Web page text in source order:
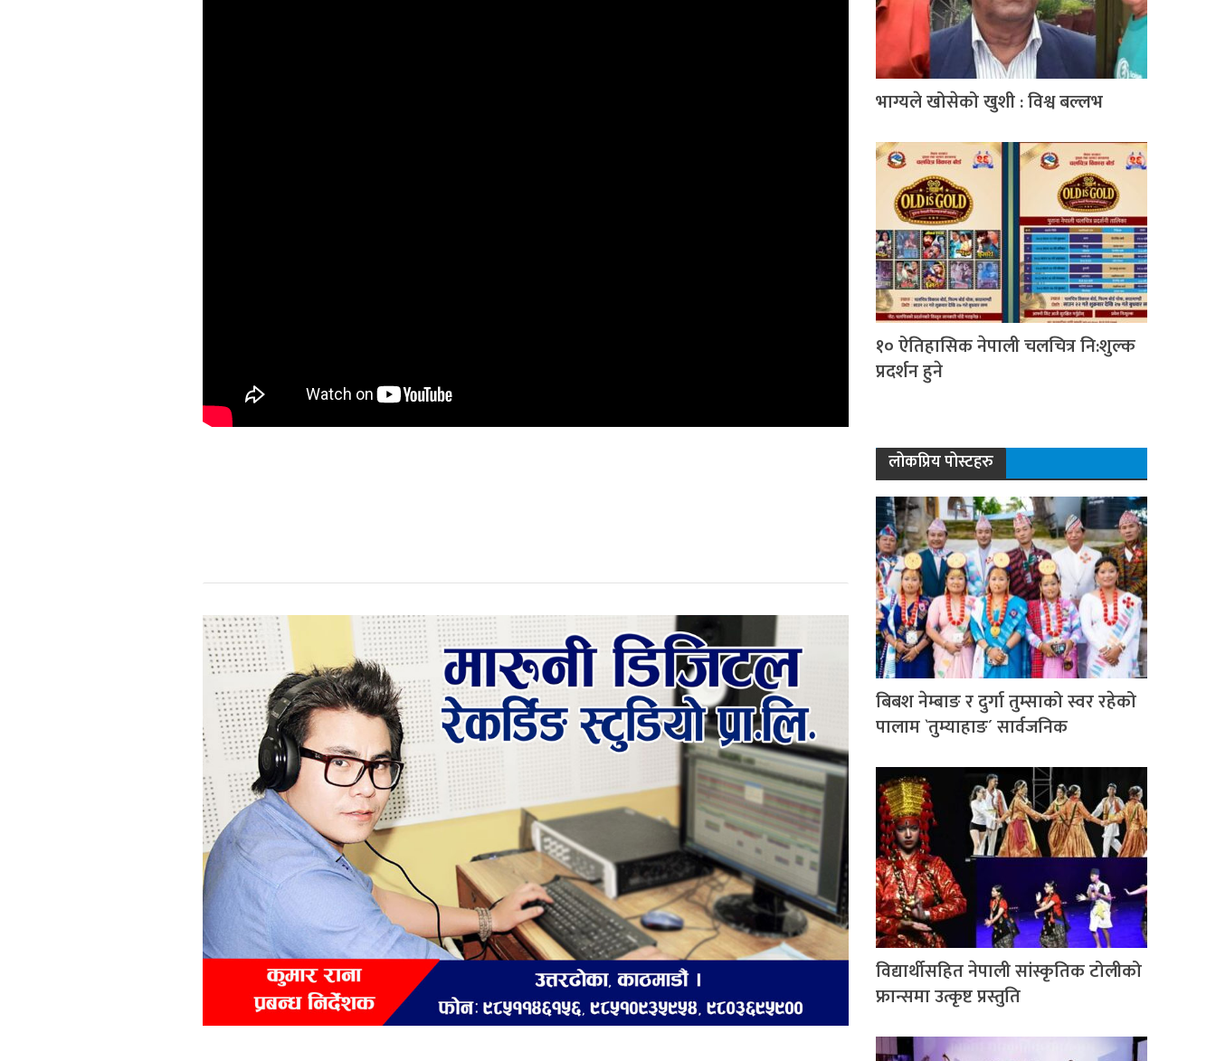
भाग्यले खोसेको खुशी : विश्व बल्लभ
१० ऐतिहासिक नेपाली चलचित्र नि:शुल्क
प्रदर्शन हुने
लोकप्रिय पोस्टहरु
बिबश नेम्बाङ र दुर्गा तुम्साको स्वर रहेको
पालाम `तुम्याहाङ´ सार्वजनिक
विद्यार्थीसहित नेपाली सांस्कृतिक टोलीको
फ्रान्समा उत्कृष्ट प्रस्तुति